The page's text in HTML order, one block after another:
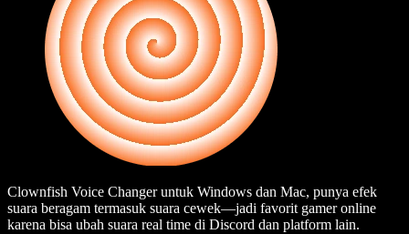
Clownfish Voice Changer untuk Windows dan Mac, punya efek
suara beragam termasuk suara cewek—jadi favorit gamer online
karena bisa ubah suara real time di Discord dan platform lain.